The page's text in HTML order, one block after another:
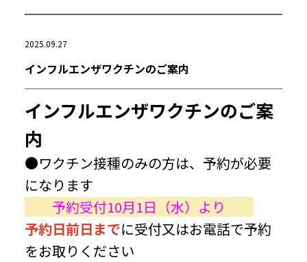
2025.09.27
インフルエンザワクチンのご案内
インフルエンザワクチンのご案
内
●ワクチン接種のみの方は、予約が必要
になります
予約受付10月1日（水）より
予約日前日までに受付又はお電話で予約
をお取りください